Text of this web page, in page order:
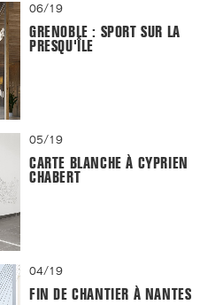
06/19
GRENOBLE : SPORT SUR LA
PRESQU'ÎLE
05/19
CARTE BLANCHE À CYPRIEN
CHABERT
04/19
FIN DE CHANTIER À NANTES